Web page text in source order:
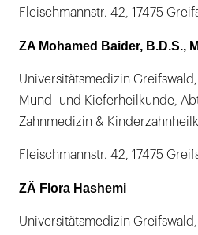
Fleischmannstr. 42, 17475
ZA Mohamed Baider, B.D.S.,
Universitätsmedizin
Mund- und Kieferheilkunde,
Zahnmedizin &
Fleischmannstr. 42, 17475
ZÄ Flora Hashemi
Universitätsmedizin